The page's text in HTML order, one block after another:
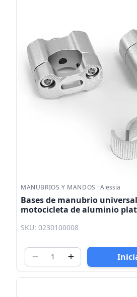
MANUBRIOS Y MANDOS ·Alessia
Bases de manubrio
motocicleta de aluminio
SKU: 0230100008